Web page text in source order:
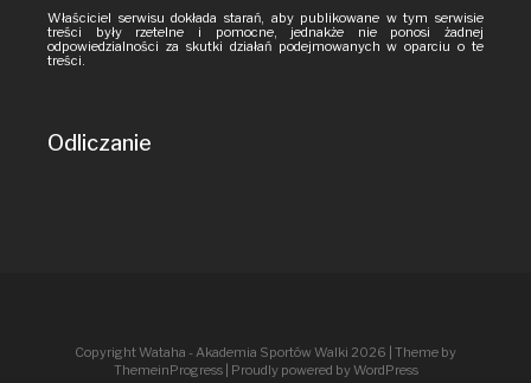
Właściciel serwisu dokłada starań, aby publikowane w tym serwisie
treści były rzetelne i pomocne, jednakże nie ponosi żadnej
odpowiedzialności za skutki działań podejmowanych w oparciu o te
treści.
Odliczanie
Copyright Wataha - Akademia Sportów Walki 2026 | Theme by
ThemeinProgress
| Proudly powered by WordPress